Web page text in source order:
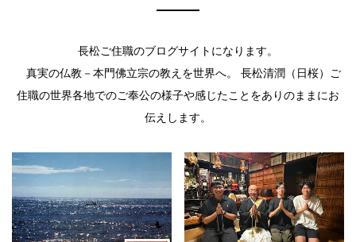
長松ご住職のブログサイトになります。
真実の仏教－本門佛立宗の教えを世界へ。 長松清潤（日桜）ご
住職の世界各地でのご奉公の様子や感じたことをありのままにお
伝えします。